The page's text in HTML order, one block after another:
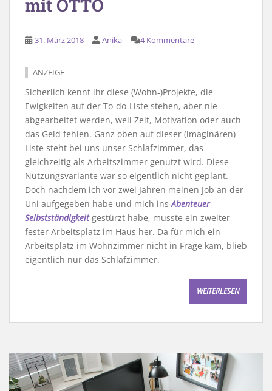
mit OTTO
31. März 2018 Anika 4 Kommentare
ANZEIGE
Sicherlich kennt ihr diese (Wohn-)Projekte, die
Ewigkeiten auf der To-do-Liste stehen, aber nie
abgearbeitet werden, weil Zeit, Motivation oder auch
das Geld fehlen. Ganz oben auf dieser (imaginären)
Liste steht bei uns unser Schlafzimmer, das
gleichzeitig als Arbeitszimmer genutzt wird. Diese
Nutzungsvariante war so eigentlich nicht geplant.
Doch nachdem ich vor zwei Jahren meinen Job an der
Uni aufgegeben habe und mich insAbenteuer
Selbstständigkeitgestürzt habe, musste ein zweiter
fester Arbeitsplatz im Haus her. Da für mich ein
Arbeitsplatz im Wohnzimmer nicht in Frage kam, blieb
eigentlich nur das Schlafzimmer.
WEITERLESEN